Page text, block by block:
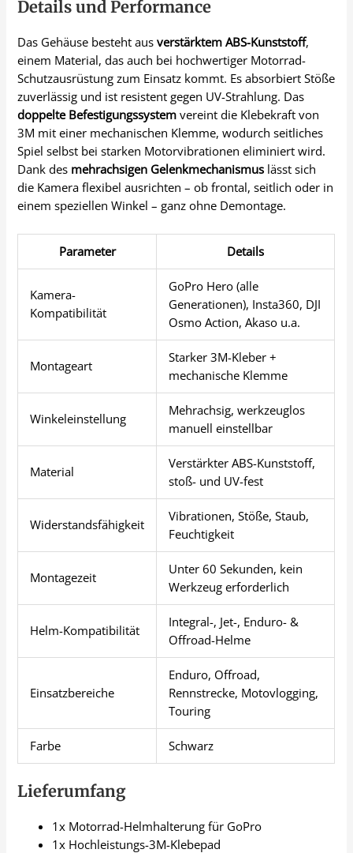
Details und Performance
Das Gehäuse besteht ausverstärktem ABS-Kunststoff,
einem Material, das auch bei hochwertiger Motorrad-
Schutzausrüstung zum Einsatz kommt. Es absorbiert Stöße
zuverlässig und ist resistent gegen UV-Strahlung. Das
doppelte Befestigungssystem vereint die Klebekraft von
3M mit einer mechanischen Klemme, wodurch seitliches
Spiel selbst bei starken Motorvibrationen eliminiert wird.
Dank des mehrachsigen Gelenkmechanismus lässt sich
die Kamera flexibel ausrichten – ob frontal, seitlich oder in
einem speziellen Winkel – ganz ohne Demontage.
Parameter Details
Kamera-
Kompatibilität
GoPro Hero (alle
Generationen), Insta360, DJI
Osmo Action, Akaso u.a.
Montageart
Starker 3M-Kleber +
mechanische Klemme
Winkeleinstellung
Mehrachsig, werkzeuglos
manuell einstellbar
Material
Verstärkter ABS-Kunststoff,
stoß- und UV-fest
Widerstandsfähigkeit
Vibrationen, Stöße, Staub,
Feuchtigkeit
Montagezeit
Unter 60 Sekunden, kein
Werkzeug erforderlich
Helm-Kompatibilität
Integral-, Jet-, Enduro- &
Offroad-Helme
Einsatzbereiche
Enduro, Offroad,
Rennstrecke, Motovlogging,
Touring
Farbe Schwarz
Lieferumfang
1x Motorrad-Helmhalterung für GoPro
1x Hochleistungs-3M-Klebepad